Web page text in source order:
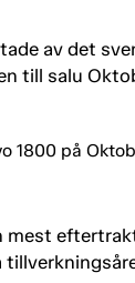
av det
till salu